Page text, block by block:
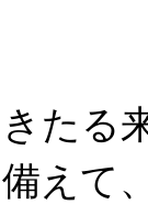
きたる
備えて